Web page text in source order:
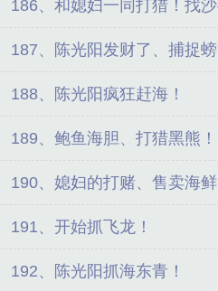
186、和媳妇一同打猎！找沙
187、陈光阳发财了、捕捉螃
188、陈光阳疯狂赶海！
189、鲍鱼海胆、打猎黑熊！
190、媳妇的打赌、售卖海鲜
191、开始抓飞龙！
192、陈光阳抓海东青！